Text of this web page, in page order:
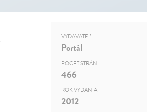
VYDAVATEĽ
Portál
POČET STRÁN
466
ROK VYDANIA
2012